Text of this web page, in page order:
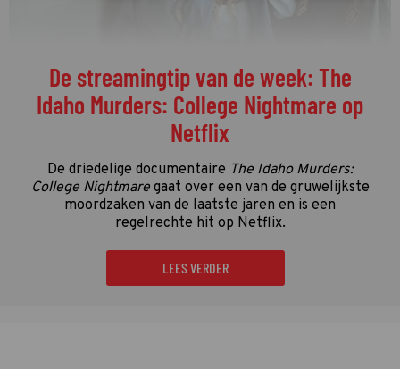
De streamingtip van de week: The
Idaho Murders: College Nightmare op
Netflix
De driedelige documentaire The Idaho Murders:
College Nightmaregaat over een van de gruwelijkste
moordzaken van de laatste jaren en is een
regelrechte hit op Netflix.
LEES VERDER